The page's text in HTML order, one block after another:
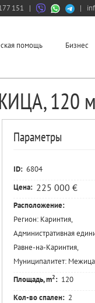
151 | |
помощь Бизнес
120
Параметры
ID: 6804
Цена: 225 000 €
Расположение:
Регион: Каринтия,
Административная
Равне-на-Каринтия,
Муниципалитет: Межица
Площадь, m2: 120
Кол-во спален: 2